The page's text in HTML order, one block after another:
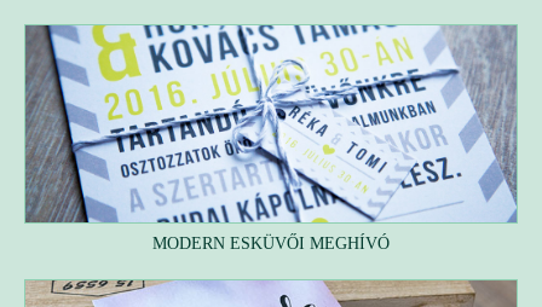
MODERN ESKÜVŐI MEGHÍVÓ